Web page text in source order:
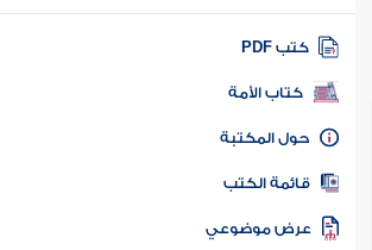
كتب PDF
كتاب الأمة
المكتبة
الكتب